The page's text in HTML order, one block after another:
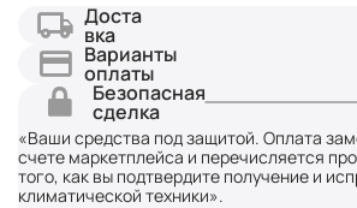
Доста
вка
Варианты
оплаты
Безопасная
сделка
«Ваши средства под защитой. Оплата
счете маркетплейса и перечисляется
того, как вы подтвердите получение и
климатической техники».